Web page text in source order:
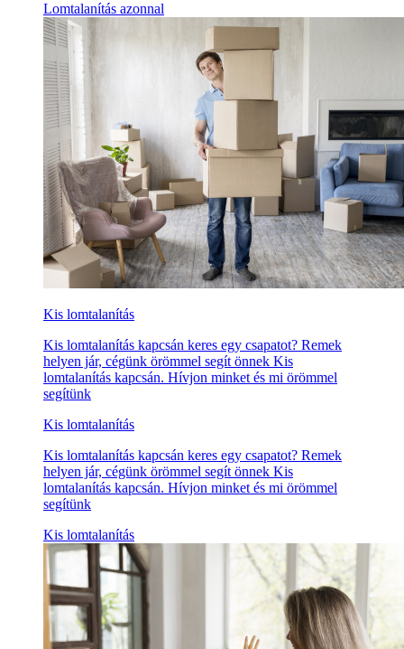
Lomtalanítás azonnal
Kis lomtalanítás
Kis lomtalanítás kapcsán keres egy csapatot? Remek
helyen jár, cégünk örömmel segít önnek Kis
lomtalanítás kapcsán. Hívjon minket és mi örömmel
segítünk
Kis lomtalanítás
Kis lomtalanítás kapcsán keres egy csapatot? Remek
helyen jár, cégünk örömmel segít önnek Kis
lomtalanítás kapcsán. Hívjon minket és mi örömmel
segítünk
Kis lomtalanítás